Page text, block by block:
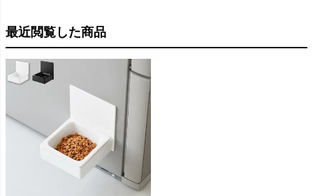
最近閲覧した商品